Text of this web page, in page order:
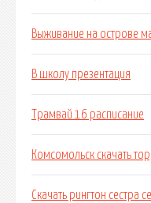
Выживание на острове
В школу презентация
Трамвай 16 расписание
Комсомольск скачать
Скачать рингтон сестра